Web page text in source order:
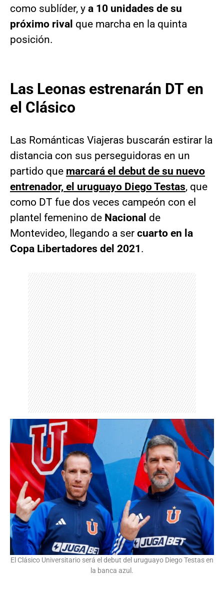
como sublíder, y a 10 unidades de su
próximo rival que marcha en la quinta
posición.
Las Leonas estrenarán DT en
el Clásico
Las Románticas Viajeras buscarán estirar la
distancia con sus perseguidoras en un
partido que marcará el debut de su nuevo
entrenador, el uruguayo Diego Testas, que
como DT fue dos veces campeón con el
plantel femenino de Nacional de
Montevideo, llegando a ser cuarto en la
Copa Libertadores del 2021.
El Clásico Universitario será el debut del uruguayo Diego Testas en
la banca azul.